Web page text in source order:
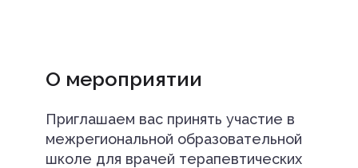
О мероприятии
Приглашаем вас принять участие в
межрегиональной образовательной
школе для врачей терапевтических